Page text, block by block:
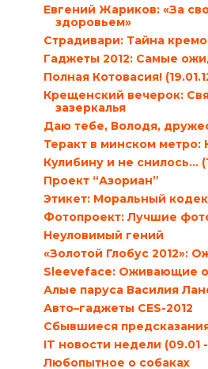
Евгений Жариков: «За
здоровьем»
Страдивари: Тайна
Гаджеты 2012: Самые
Полная Котовасия!
Крещенский вечерок:
зазеркалья
Даю тебе, Володя,
Теракт в минском
Кулибину и не снилось…
Проект “Азориан”
Этикет: Моральный
Фотопроект: Лучшие
Неуловимый гений
«Золотой Глобус 2012»:
Sleeveface: Оживающие
Алые паруса Василия
Авто–гаджеты CES-2012
Сбывшиеся
IT новости недели (09.01 -
Любопытное о собаках